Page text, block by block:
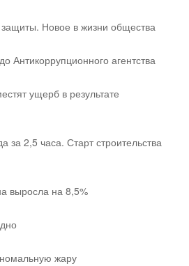
Новое в жизни общества
Антикоррупционного агентства
ущерб в результате
за 2,5 часа. Старт строительства
выросла на 8,5%
жару